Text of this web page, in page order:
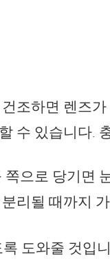
조하면 렌즈
수 있습니다.
으로 당기면
리될 때까지
도와줄 것입